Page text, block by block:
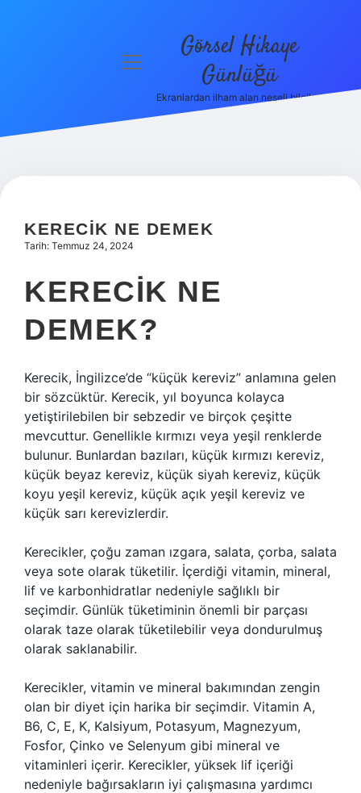
Hakkımızda
menüyü
Görsel Hikaye
Günlüğü
Ekranlardan ilham alan neşeli bilgiler!
KERECIK NE DEMEK
Tarih: Temmuz 24, 2024
KERECIK NE
DEMEK?
Kerecik, İngilizce’de “küçük kereviz” anlamına gelen
bir sözcüktür. Kerecik, yıl boyunca kolayca
yetiştirilebilen bir sebzedir ve birçok çeşitte
mevcuttur. Genellikle kırmızı veya yeşil renklerde
bulunur. Bunlardan bazıları, küçük kırmızı kereviz,
küçük beyaz kereviz, küçük siyah kereviz, küçük
koyu yeşil kereviz, küçük açık yeşil kereviz ve
küçük sarı kerevizlerdir.
Kerecikler, çoğu zaman ızgara, salata, çorba, salata
veya sote olarak tüketilir. İçerdiği vitamin, mineral,
lif ve karbonhidratlar nedeniyle sağlıklı bir
seçimdir. Günlük tüketiminin önemli bir parçası
olarak taze olarak tüketilebilir veya dondurulmuş
olarak saklanabilir.
Kerecikler, vitamin ve mineral bakımından zengin
olan bir diyet için harika bir seçimdir. Vitamin A,
B6, C, E, K, Kalsiyum, Potasyum, Magnezyum,
Fosfor, Çinko ve Selenyum gibi mineral ve
vitaminleri içerir. Kerecikler, yüksek lif içeriği
nedeniyle bağırsakların iyi çalışmasına yardımcı